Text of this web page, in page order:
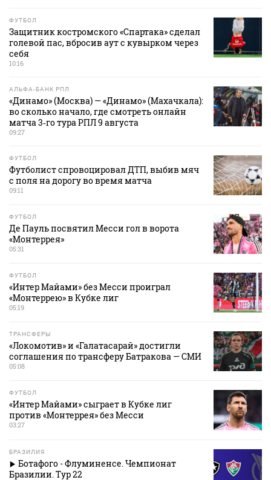
ФУТБОЛ
Защитник костромского «Спартака» сделал
голевой пас, вбросив аут с кувырком через
себя
10:16
АЛЬФА-БАНК РПЛ
«Динамо» (Москва) — «Динамо» (Махачкала):
во сколько начало, где смотреть онлайн
матча 3‑го тура РПЛ 9 августа
09:27
ФУТБОЛ
Футболист спровоцировал ДТП, выбив мяч
с поля на дорогу во время матча
09:11
ФУТБОЛ
Де Пауль посвятил Месси гол в ворота
«Монтеррея»
05:31
ФУТБОЛ
«Интер Майами» без Месси проиграл
«Монтеррею» в Кубке лиг
05:19
ТРАНСФЕРЫ
«Локомотив» и «Галатасарай» достигли
соглашения по трансферу Батракова — СМИ
05:08
ФУТБОЛ
«Интер Майами» сыграет в Кубке лиг
против «Монтеррея» без Месси
03:27
БРАЗИЛИЯ
Ботафого - Флуминенсе. Чемпионат
Бразилии. Тур 22